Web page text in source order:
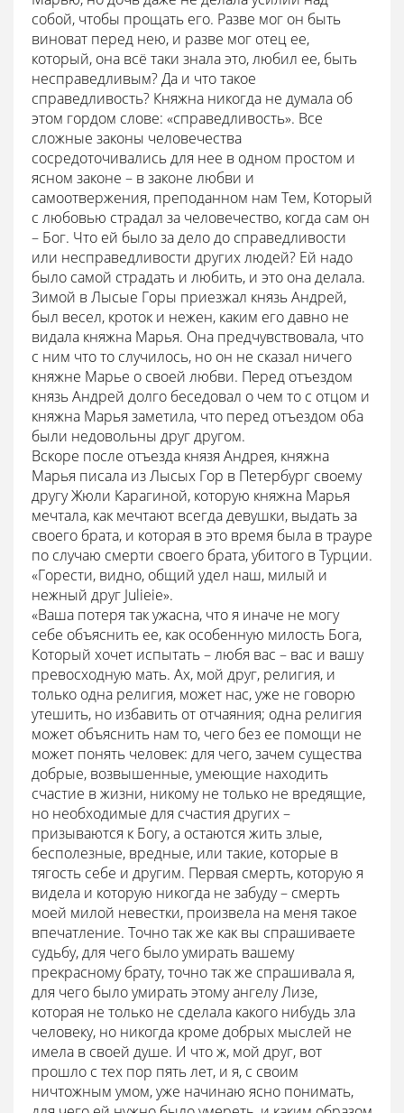
собой, чтобы прощать его. Разве мог он быть
виноват перед нею, и разве мог отец ее,
который, она всё таки знала это, любил ее, быть
несправедливым? Да и что такое
справедливость? Княжна никогда не думала об
этом гордом слове: «справедливость». Все
сложные законы человечества
сосредоточивались для нее в одном простом и
ясном законе – в законе любви и
самоотвержения, преподанном нам Тем, Который
с любовью страдал за человечество, когда сам он
– Бог. Что ей было за дело до справедливости
или несправедливости других людей? Ей надо
было самой страдать и любить, и это она делала.
Зимой в Лысые Горы приезжал князь Андрей,
был весел, кроток и нежен, каким его давно не
видала княжна Марья. Она предчувствовала, что
с ним что то случилось, но он не сказал ничего
княжне Марье о своей любви. Перед отъездом
князь Андрей долго беседовал о чем то с отцом и
княжна Марья заметила, что перед отъездом оба
были недовольны друг другом.
Вскоре после отъезда князя Андрея, княжна
Марья писала из Лысых Гор в Петербург своему
другу Жюли Карагиной, которую княжна Марья
мечтала, как мечтают всегда девушки, выдать за
своего брата, и которая в это время была в трауре
по случаю смерти своего брата, убитого в Турции.
«Горести, видно, общий удел наш, милый и
нежный друг Julieie».
«Ваша потеря так ужасна, что я иначе не могу
себе объяснить ее, как особенную милость Бога,
Который хочет испытать – любя вас – вас и вашу
превосходную мать. Ах, мой друг, религия, и
только одна религия, может нас, уже не говорю
утешить, но избавить от отчаяния; одна религия
может объяснить нам то, чего без ее помощи не
может понять человек: для чего, зачем существа
добрые, возвышенные, умеющие находить
счастие в жизни, никому не только не вредящие,
но необходимые для счастия других –
призываются к Богу, а остаются жить злые,
бесполезные, вредные, или такие, которые в
тягость себе и другим. Первая смерть, которую я
видела и которую никогда не забуду – смерть
моей милой невестки, произвела на меня такое
впечатление. Точно так же как вы спрашиваете
судьбу, для чего было умирать вашему
прекрасному брату, точно так же спрашивала я,
для чего было умирать этому ангелу Лизе,
которая не только не сделала какого нибудь зла
человеку, но никогда кроме добрых мыслей не
имела в своей душе. И что ж, мой друг, вот
прошло с тех пор пять лет, и я, с своим
ничтожным умом, уже начинаю ясно понимать,